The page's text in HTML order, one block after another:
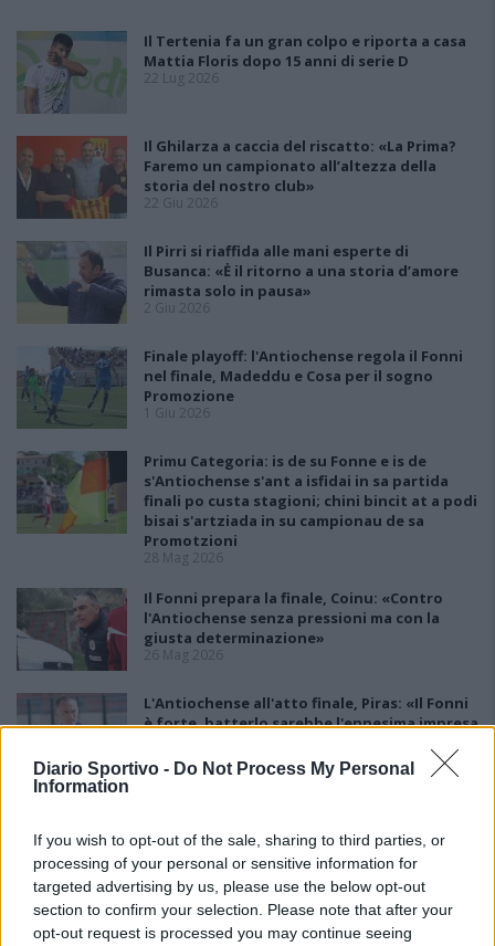
Diario Sportivo - Do Not Process My Personal
Information
If you wish to opt-out of the sale, sharing to third parties, or
processing of your personal or sensitive information for
targeted advertising by us, please use the below opt-out
section to confirm your selection. Please note that after your
opt-out request is processed you may continue seeing
Il Tertenia fa un gran colpo e riporta a casa
Mattia Floris dopo 15 anni di serie D
22 Lug 2026
Il Ghilarza a caccia del riscatto: «La Prima?
Faremo un campionato all’altezza della
storia del nostro club»
22 Giu 2026
Il Pirri si riaffida alle mani esperte di
Busanca: «Ė il ritorno a una storia d’amore
rimasta solo in pausa»
2 Giu 2026
Finale playoff: l'Antiochense regola il Fonni
nel finale, Madeddu e Cosa per il sogno
Promozione
1 Giu 2026
Primu Categoria: is de su Fonne e is de
s'Antiochense s'ant a isfidai in sa partida
finali po custa stagioni; chini bincit at a podi
bisai s'artziada in su campionau de sa
Promotzioni
28 Mag 2026
Il Fonni prepara la finale, Coinu: «Contro
l'Antiochense senza pressioni ma con la
giusta determinazione»
26 Mag 2026
L'Antiochense all'atto finale, Piras: «Il Fonni
è forte, batterlo sarebbe l'ennesima impresa
26 Mag 2026
e Sennori in Seconda
25 Mag 2026